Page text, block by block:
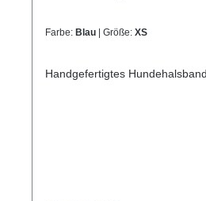
Farbe: Blau | Größe: XS
Handgefertigtes